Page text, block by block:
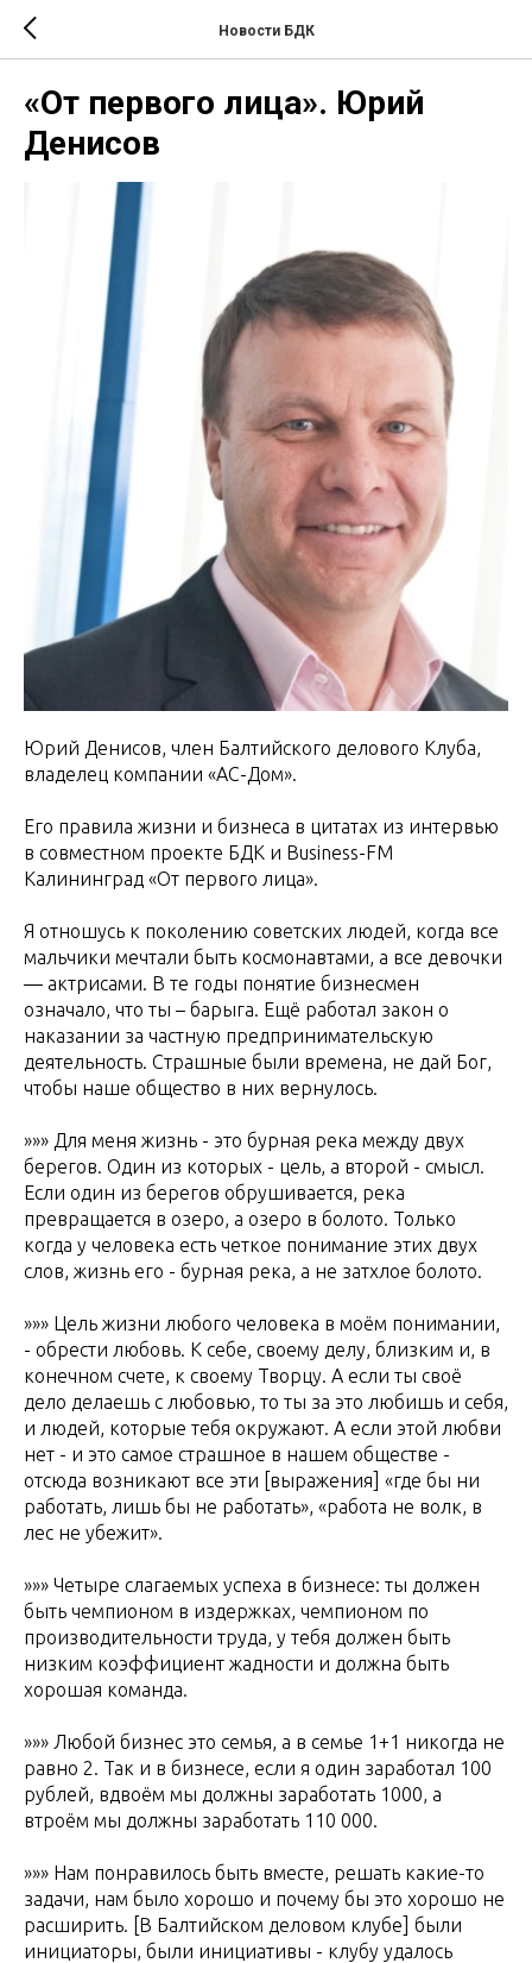
Новости БДК
«От первого лица». Юрий
Денисов
Юрий Денисов, член Балтийского делового Клуба,
владелец компании «АС-Дом».
Его правила жизни и бизнеса в цитатах из интервью
в совместном проекте БДК и Business-FM
Калининград «От первого лица».
Я отношусь к поколению советских людей, когда все
мальчики мечтали быть космонавтами, а все девочки
— актрисами. В те годы понятие бизнесмен
означало, что ты – барыга. Ещё работал закон о
наказании за частную предпринимательскую
деятельность. Страшные были времена, не дай Бог,
чтобы наше общество в них вернулось.
»»» Для меня жизнь - это бурная река между двух
берегов. Один из которых - цель, а второй - смысл.
Если один из берегов обрушивается, река
превращается в озеро, а озеро в болото. Только
когда у человека есть четкое понимание этих двух
слов, жизнь его - бурная река, а не затхлое болото.
»»» Цель жизни любого человека в моём понимании,
- обрести любовь. К себе, своему делу, близким и, в
конечном счете, к своему Творцу. А если ты своё
дело делаешь с любовью, то ты за это любишь и себя,
и людей, которые тебя окружают. А если этой любви
нет - и это самое страшное в нашем обществе -
отсюда возникают все эти [выражения] «где бы ни
работать, лишь бы не работать», «работа не волк, в
лес не убежит».
»»» Четыре слагаемых успеха в бизнесе: ты должен
быть чемпионом в издержках, чемпионом по
производительности труда, у тебя должен быть
низким коэффициент жадности и должна быть
хорошая команда.
»»» Любой бизнес это семья, а в семье 1+1 никогда не
равно 2. Так и в бизнесе, если я один заработал 100
рублей, вдвоём мы должны заработать 1000, а
втроём мы должны заработать 110 000.
»»» Нам понравилось быть вместе, решать какие-то
задачи, нам было хорошо и почему бы это хорошо не
расширить. [В Балтийском деловом клубе] были
инициаторы, были инициативы - клубу удалось